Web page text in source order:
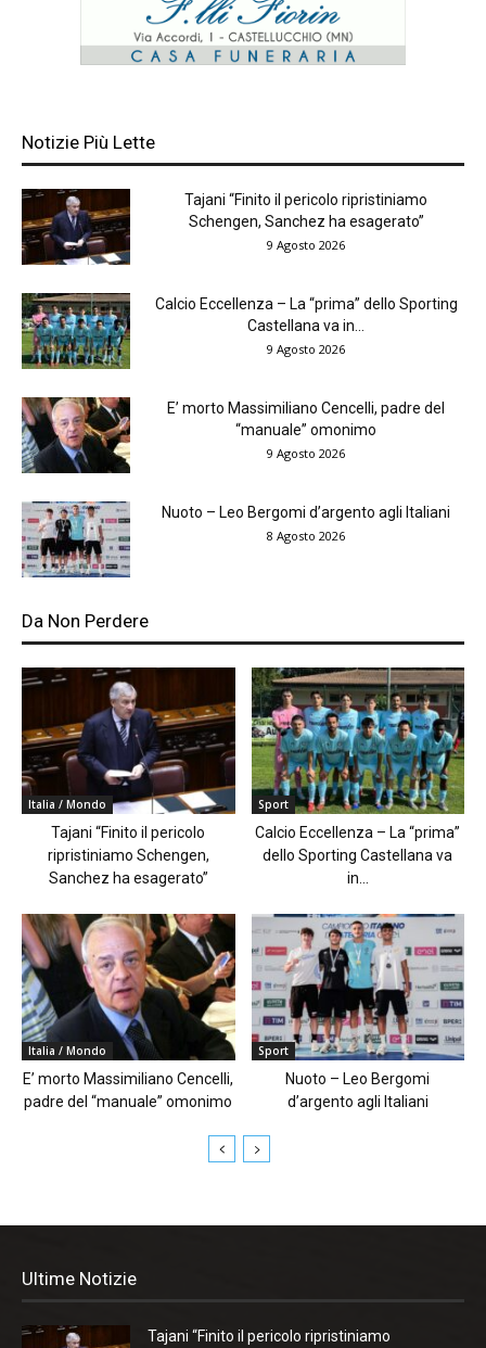
Notizie Più Lette
Tajani “Finito il pericolo ripristiniamo
Schengen, Sanchez ha esagerato”
9 Agosto 2026
Calcio Eccellenza – La “prima” dello Sporting
Castellana va in...
9 Agosto 2026
E’ morto Massimiliano Cencelli, padre del
“manuale” omonimo
9 Agosto 2026
Nuoto – Leo Bergomi d’argento agli Italiani
8 Agosto 2026
Da Non Perdere
Italia / Mondo
Tajani “Finito il pericolo
ripristiniamo Schengen,
Sanchez ha esagerato”
Sport
Calcio Eccellenza – La “prima”
dello Sporting Castellana va
in...
Italia / Mondo
E’ morto Massimiliano Cencelli,
padre del “manuale” omonimo
Sport
Nuoto – Leo Bergomi
d’argento agli Italiani
Ultime Notizie
Tajani “Finito il pericolo ripristiniamo